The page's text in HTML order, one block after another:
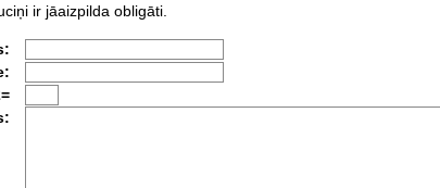
ir jāaizpilda obligāti.